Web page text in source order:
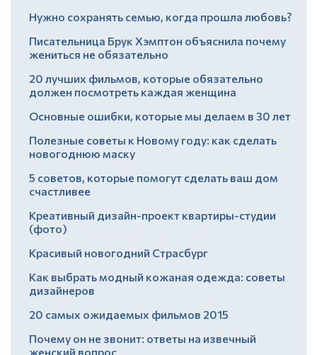
Нужно сохранять семью, когда прошла любовь?
Писательница Брук Хэмптон объяснила почему
жениться не обязательно
20 лучших фильмов, которые обязательно
должен посмотреть каждая женщина
Основные ошибки, которые мы делаем в 30 лет
Полезные советы к Новому году: как сделать
новогоднюю маску
5 советов, которые помогут сделать ваш дом
счастливее
Креативный дизайн-проект квартиры-студии
(фото)
Красивый новогодний Страсбург
Как выбрать модный кожаная одежда: советы
дизайнеров
20 самых ожидаемых фильмов 2015
Почему он не звонит: ответы на извечный
женский вопрос